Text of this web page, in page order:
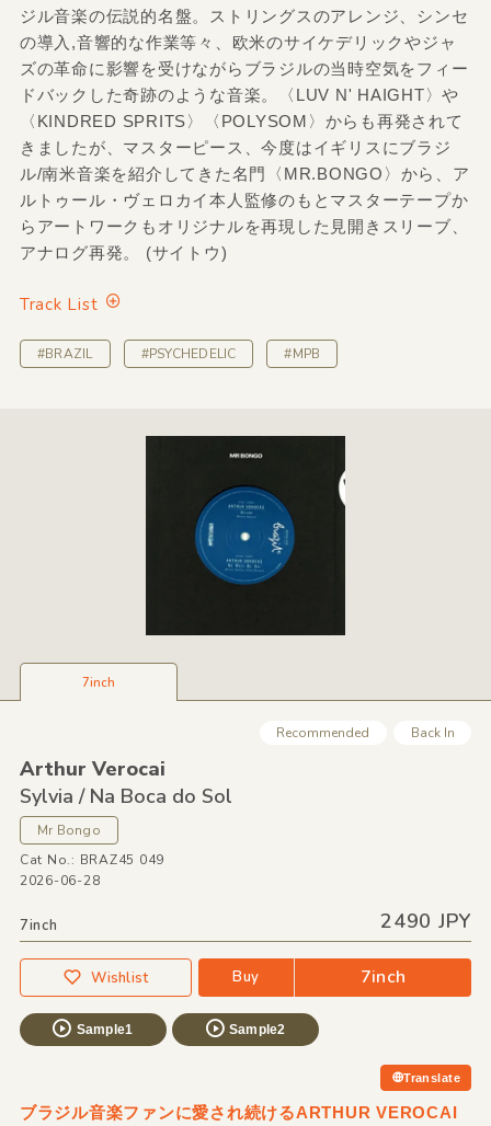
ジル音楽の伝説的名盤。ストリングスのアレンジ、シンセ
の導入,音響的な作業等々、欧米のサイケデリックやジャ
ズの革命に影響を受けながらブラジルの当時空気をフィー
ドバックした奇跡のような音楽。〈LUV N' HAIGHT〉や
〈KINDRED SPRITS〉〈POLYSOM〉からも再発されて
きましたが、マスターピース、今度はイギリスにブラジ
ル/南米音楽を紹介してきた名門〈MR.BONGO〉から、ア
ルトゥール・ヴェロカイ本人監修のもとマスターテープか
らアートワークもオリジナルを再現した見開きスリーブ、
アナログ再発。 (サイトウ)
Track List
#BRAZIL #PSYCHEDELIC #MPB
7inch
Recommended Back In
Arthur Verocai
Sylvia /Na Boca do Sol
Mr Bongo
Cat No.: BRAZ45 049
2026-06-28
7inch 2490 JPY
Wishlist Buy 7inch
Sample1 Sample2
Translate
ブラジル音楽ファンに愛され続けるARTHUR VEROCAI